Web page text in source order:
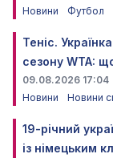
Новини
Футбол
Теніс.
сезону WTA:
09.08.2026 17:04
Новини
Новини
19-річний
із німецьким